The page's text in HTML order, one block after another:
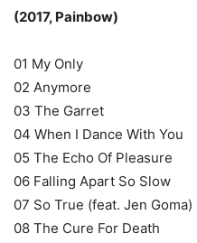
(2017, Painbow)
01 My Only
02 Anymore
03 The Garret
04 When I Dance With You
05 The Echo Of Pleasure
06 Falling Apart So Slow
07 So True (feat. Jen Goma)
08 The Cure For Death